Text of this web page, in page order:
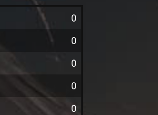
0
0
0
0
0